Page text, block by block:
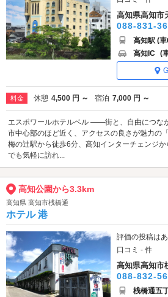
高知県高知市
088-831-
高知駅 (
高知IC (
料金 休憩 4,500 円 ～ 宿泊 7,000 円 ～
エスポワールホテルベル ――街と、自由につな
市中心部のほど近く、アクセスの良さが魅力の
梅の辻駅から徒歩6分、高知インターチェンジ
でも気軽に訪れ...
高知公園から3.3km
高知県 高知市桟橋通
ホテル 港
評価の投稿はあ
口コミ - 件
高知県高知市
088-832-
桟橋通五